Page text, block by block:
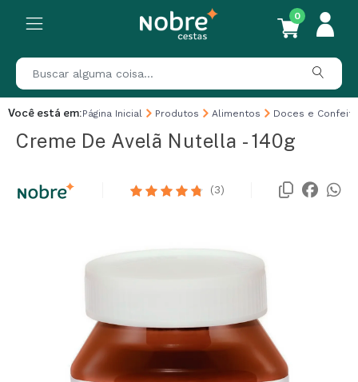
0
Você está em:Página Inicial Produtos Alimentos Doces e
Creme De Avelã Nutella - 140g
(3)